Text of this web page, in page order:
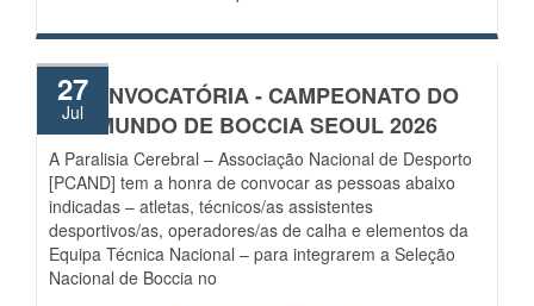
CONVOCATÓRIA - CAMPEONATO DO
MUNDO DE BOCCIA SEOUL 2026
27
Jul
A Paralisia Cerebral – Associação Nacional de Desporto
[PCAND] tem a honra de convocar as pessoas abaixo
indicadas – atletas, técnicos/as assistentes
desportivos/as, operadores/as de calha e elementos da
Equipa Técnica Nacional – para integrarem a Seleção
Nacional de Boccia no